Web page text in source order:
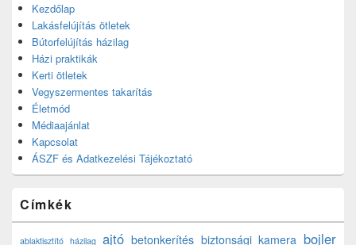
Kezdőlap
Lakásfelújítás ötletek
Bútorfelújítás házilag
Házi praktikák
Kerti ötletek
Vegyszermentes takarítás
Életmód
Médiaajánlat
Kapcsolat
ÁSZF és Adatkezelési Tájékoztató
Címkék
ablaktisztító házilag ajtó betonkerítés biztonsági kamera bojler